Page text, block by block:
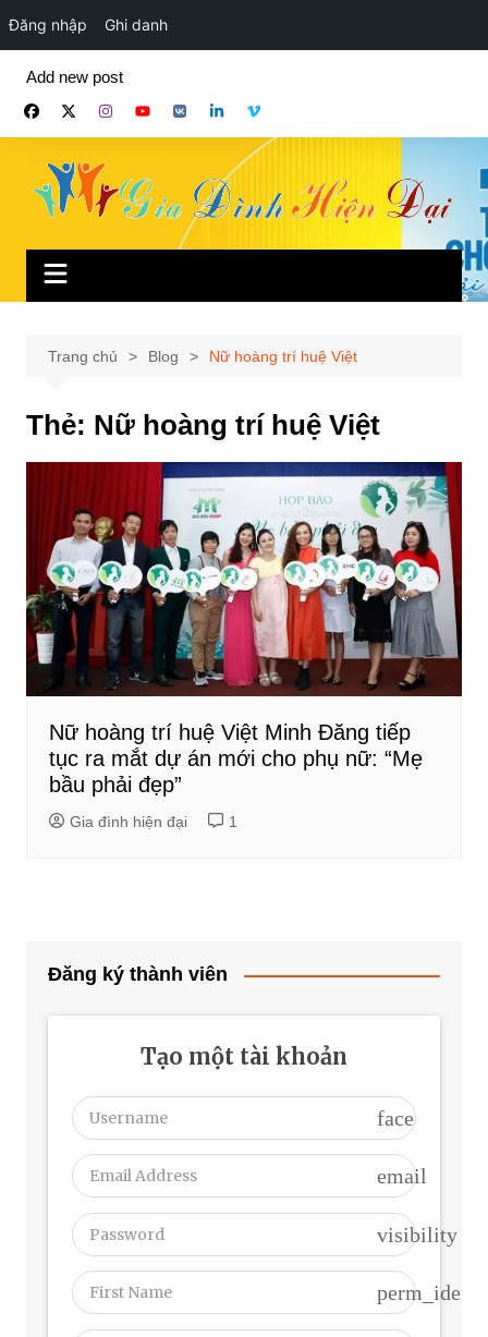
Đăng nhập Ghi danh
phần
Add new post
Trang chủ Blog Nữ hoàng trí huệ Việt
Thẻ: Nữ hoàng trí huệ Việt
Nữ hoàng trí huệ Việt Minh Đăng tiếp
tục ra mắt dự án mới cho phụ nữ: “Mẹ
bầu phải đẹp”
Gia đình hiện đại 1
Đăng ký thành viên
Tạo một tài khoản
face
email
visibility